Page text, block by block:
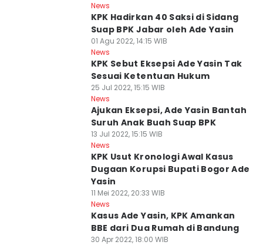
News
KPK Hadirkan 40 Saksi di Sidang
Suap BPK Jabar oleh Ade Yasin
01 Agu 2022, 14:15 WIB
News
KPK Sebut Eksepsi Ade Yasin Tak
Sesuai Ketentuan Hukum
25 Jul 2022, 15:15 WIB
News
Ajukan Eksepsi, Ade Yasin Bantah
Suruh Anak Buah Suap BPK
13 Jul 2022, 15:15 WIB
News
KPK Usut Kronologi Awal Kasus
Dugaan Korupsi Bupati Bogor Ade
Yasin
11 Mei 2022, 20:33 WIB
News
Kasus Ade Yasin, KPK Amankan
BBE dari Dua Rumah di Bandung
30 Apr 2022, 18:00 WIB